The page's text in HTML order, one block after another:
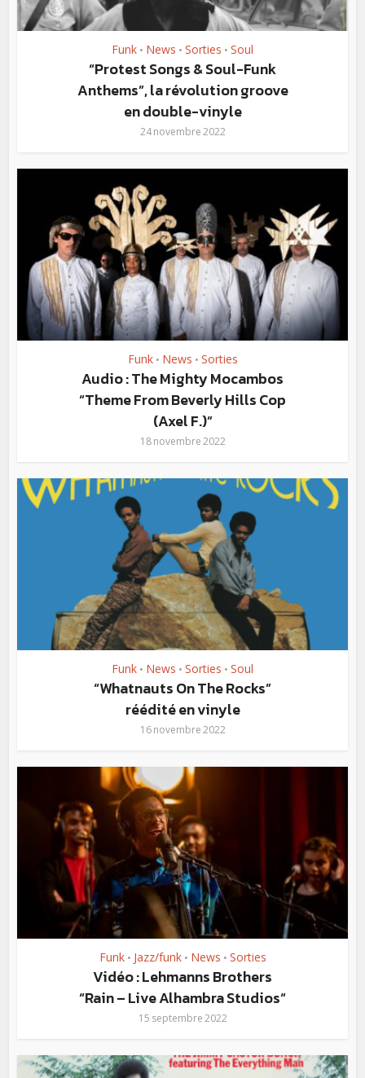
Funk • News • Sorties • Soul
“Protest Songs & Soul-Funk
Anthems”, la révolution groove
en double-vinyle
24 novembre 2022
Funk • News • Sorties
Audio : The Mighty Mocambos
“Theme From Beverly Hills Cop
(Axel F.)”
18 novembre 2022
Funk • News • Sorties • Soul
“Whatnauts On The Rocks”
réédité en vinyle
16 novembre 2022
Funk • Jazz/funk • News • Sorties
Vidéo : Lehmanns Brothers
“Rain – Live Alhambra Studios“
15 septembre 2022